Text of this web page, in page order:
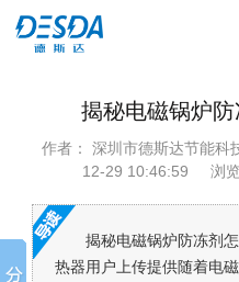
揭秘电磁锅炉
作者： 深圳市德斯达节能科
12-29 10:46:59
浏
揭秘电磁锅炉防冻剂
热器用户上传提供随着电